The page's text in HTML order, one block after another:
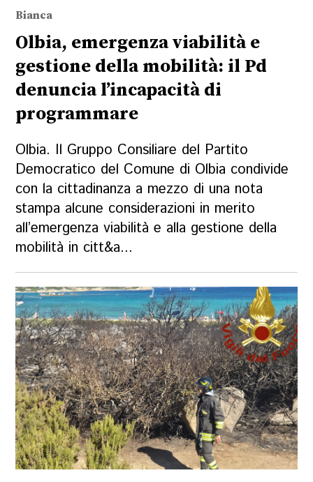
Bianca
Olbia, emergenza viabilità e
gestione della mobilità: il Pd
denuncia l’incapacità di
programmare
Olbia. Il Gruppo Consiliare del Partito
Democratico del Comune di Olbia condivide
con la cittadinanza a mezzo di una nota
stampa alcune considerazioni in merito
all’emergenza viabilità e alla gestione della
mobilità in citt&a...